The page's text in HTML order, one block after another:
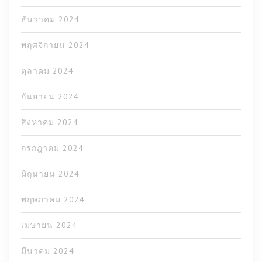
ธันวาคม 2024
พฤศจิกายน 2024
ตุลาคม 2024
กันยายน 2024
สิงหาคม 2024
กรกฎาคม 2024
มิถุนายน 2024
พฤษภาคม 2024
เมษายน 2024
มีนาคม 2024